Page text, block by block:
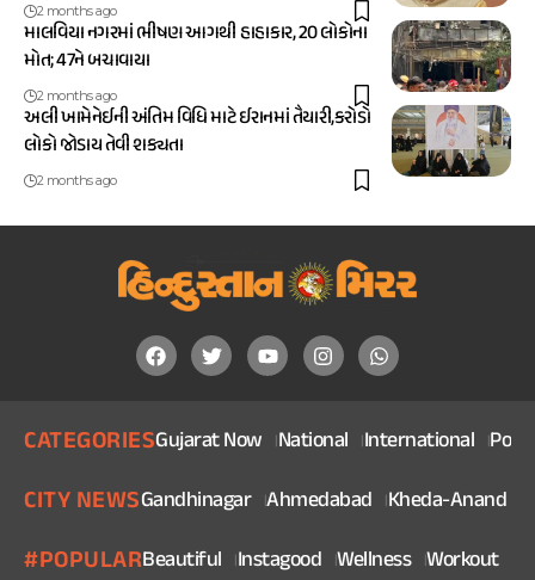
2 months ago
માલવિયા નગરમાં ભીષણ આગથી હાહાકાર, 20 લોકોના
મોત; 47ને બચાવાયા
2 months ago
અલી ખામેનેઈની અંતિમ વિધિ માટે ઈરાનમાં તૈયારી,કરોડો
લોકો જોડાય તેવી શક્યતા
2 months ago
CATEGORIESGujarat Now National International
CITY NEWSGandhinagar Ahmedabad Kheda-Anand
#POPULARBeautiful Instagood Wellness Workout